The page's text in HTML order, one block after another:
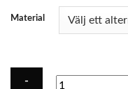
Material